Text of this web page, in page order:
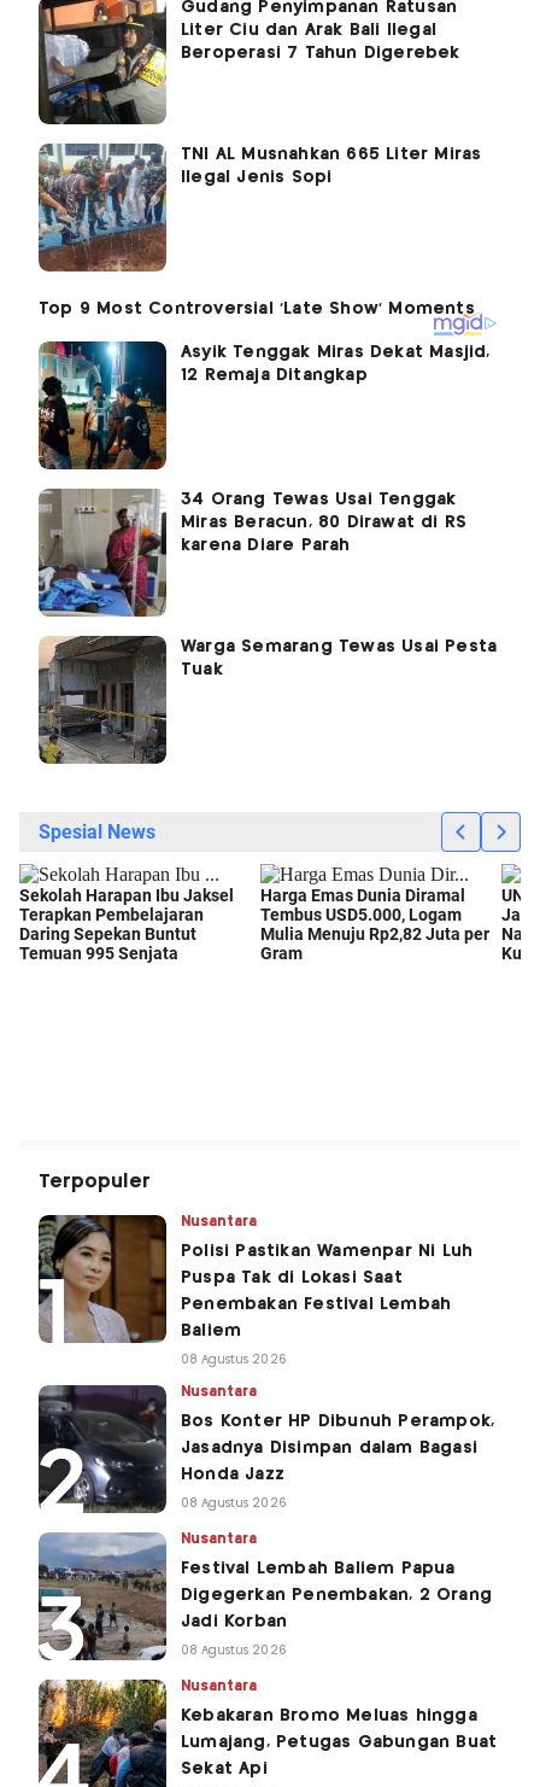
Gudang Penyimpanan Ratusan
Liter Ciu dan Arak Bali Ilegal
Beroperasi 7 Tahun Digerebek
TNI AL Musnahkan 665 Liter Miras
Ilegal Jenis Sopi
Asyik Tenggak Miras Dekat Masjid,
12 Remaja Ditangkap
34 Orang Tewas Usai Tenggak
Miras Beracun, 80 Dirawat di RS
karena Diare Parah
Warga Semarang Tewas Usai Pesta
Tuak
Terpopuler
Nusantara
Polisi Pastikan Wamenpar Ni Luh
Puspa Tak di Lokasi Saat
Penembakan Festival Lembah
Baliem
08 Agustus 2026
Nusantara
Bos Konter HP Dibunuh Perampok,
Jasadnya Disimpan dalam Bagasi
Honda Jazz
08 Agustus 2026
Nusantara
Festival Lembah Baliem Papua
Digegerkan Penembakan, 2 Orang
Jadi Korban
08 Agustus 2026
Nusantara
Kebakaran Bromo Meluas hingga
Lumajang, Petugas Gabungan Buat
Sekat Api